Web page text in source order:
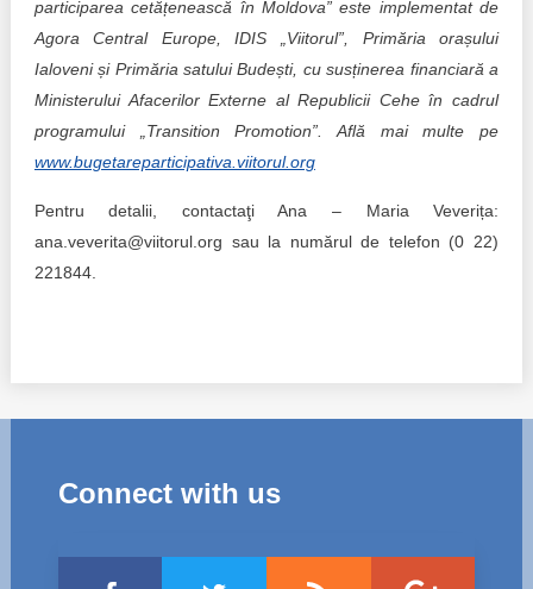
participarea cetățenească în Moldova” este implementat de
Agora Central Europe, IDIS „Viitorul”, Primăria orașului
Ialoveni și Primăria satului Budești, cu susținerea financiară a
Ministerului Afacerilor Externe al Republicii Cehe în cadrul
programului „Transition Promotion”. Află mai multe pe
www.bugetareparticipativa.viitorul.org
Pentru detalii, contactaţi Ana – Maria Veverița:
ana.veverita@viitorul.org sau la numărul de telefon (0 22)
221844.
Connect with us